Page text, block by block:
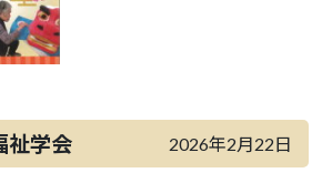
祉学会 2026年2月22日